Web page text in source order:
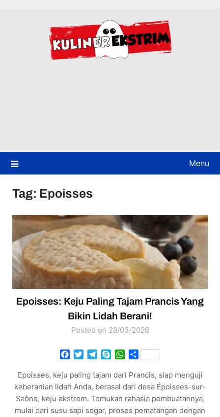
Menu
Tag: Epoisses
Epoisses: Keju Paling Tajam Prancis Yang
Bikin Lidah Berani!
Posted on 28/03/2026
Facebook
TwitterTelegram
SkypeWhatsApp
Share
Epoisses, keju paling tajam dari Prancis, siap menguji
keberanian lidah Anda, berasal dari desa Époisses-sur-
Saône, keju ekstrem. Temukan rahasia pembuatannya,
mulai dari susu sapi segar, proses pematangan dengan